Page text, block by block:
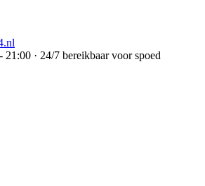
21:00 · 24/7 bereikbaar voor spoed